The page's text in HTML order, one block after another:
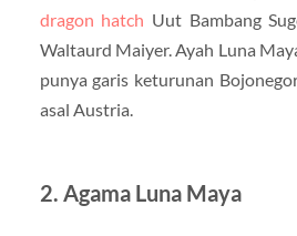
dragon hatch Uut Bambang
Waltaurd Maiyer. Ayah Luna
punya garis keturunan
asal Austria.
2. Agama Luna Maya